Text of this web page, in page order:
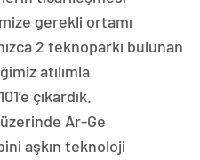
gerekli ortamı
2 teknoparkı bulunan
atılımla
çıkardık.
Ar-Ge
aşkın teknoloji